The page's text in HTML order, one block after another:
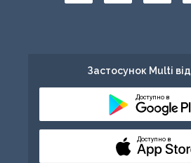
Застосунок Multi
Доступно в
Доступно в